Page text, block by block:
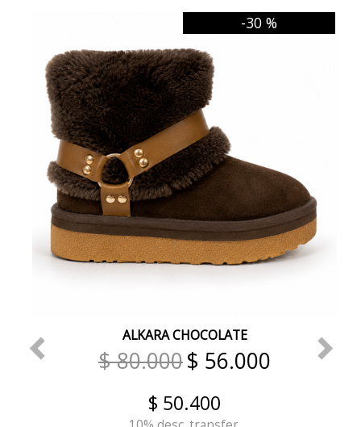
-30 %
ALKARA CHOCOLATE
$ 80.000$ 56.000
$ 50.400